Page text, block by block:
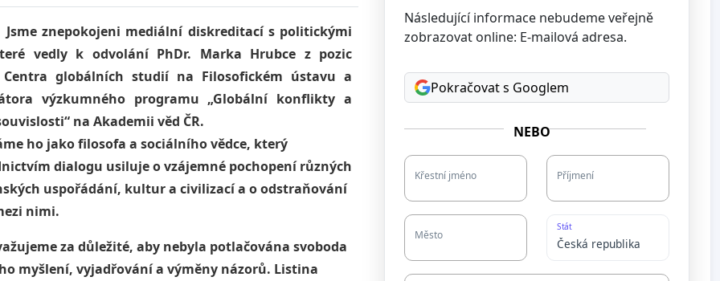
Jsme znepokojeni mediální diskreditací s politickými
vedly k odvolání PhDr. Marka Hrubce z pozic
Centra globálních studií na Filosofickém ústavu a
výzkumného programu „Globální konflikty a
na Akademii věd ČR.
ho jako filosofa a sociálního vědce, který
dialogu usiluje o vzájemné pochopení různých
uspořádání, kultur a civilizací a o odstraňování
nimi.
za důležité, aby nebyla potlačována svoboda
myšlení, vyjadřování a výměny názorů. Listina
Následující informace nebudeme veřejně
zobrazovat online: E-mailová adresa.
Pokračovat s Googlem
NEBO
Křestní jméno Příjmení
Město
Stát